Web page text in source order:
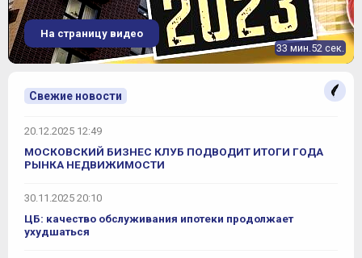
33 мин.52 сек.
На страницу видео
Свежие новости
20.12.2025 12:49
МОСКОВСКИЙ БИЗНЕС КЛУБ ПОДВОДИТ ИТОГИ ГОДА
РЫНКА НЕДВИЖИМОСТИ
30.11.2025 20:10
ЦБ: качество обслуживания ипотеки продолжает
ухудшаться